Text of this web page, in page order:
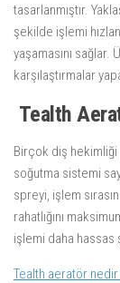
tasarlanmıştır.
şekilde işlemi
yaşamasını
karşılaştırmalar
Tealth
Birçok diş hekimliği
soğutma sistemi
spreyi, işlem
rahatlığını
işlemi daha
Tealth aeratör nedir